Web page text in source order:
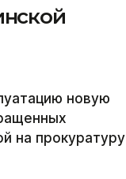
новую
на прокуратуру